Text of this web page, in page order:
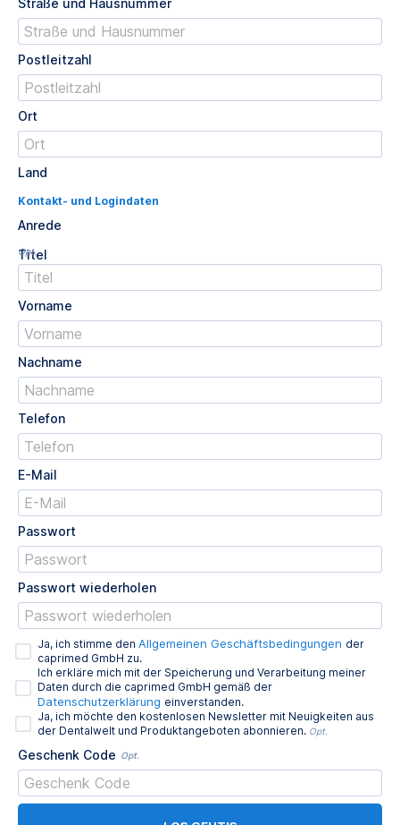
Straße und Hausnummer
Postleitzahl
Ort
Land
Kontakt- und Logindaten
Anrede
Titel
Opt.
Vorname
Nachname
Telefon
E-Mail
Passwort
Passwort wiederholen
Ja, ich stimme den Allgemeinen Geschäftsbedingungen der
caprimed GmbH zu.
Ich erkläre mich mit der Speicherung und Verarbeitung meiner
Daten durch die caprimed GmbH gemäß der
Datenschutzerklärung einverstanden.
Ja, ich möchte den kostenlosen Newsletter mit Neuigkeiten aus
der Dentalwelt und Produktangeboten abonnieren. Opt.
Geschenk Code Opt.